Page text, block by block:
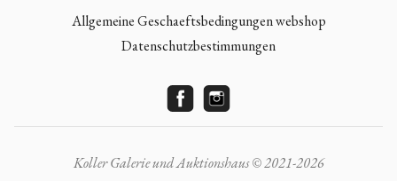
Allgemeine Geschaeftsbedingungen webshop
Datenschutzbestimmungen
Koller Galerie und Auktionshaus © 2021-2026